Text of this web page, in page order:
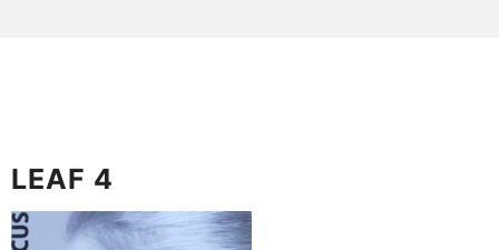
LEAF 4